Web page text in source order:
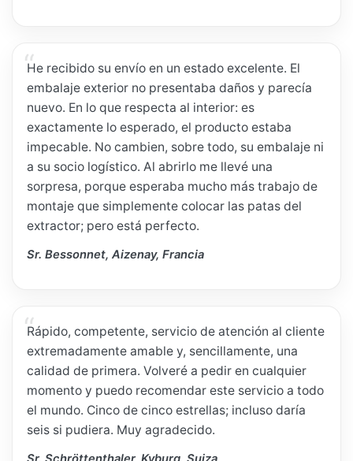
He recibido su envío en un estado excelente. El
embalaje exterior no presentaba daños y parecía
nuevo. En lo que respecta al interior: es
exactamente lo esperado, el producto estaba
impecable. No cambien, sobre todo, su embalaje ni
a su socio logístico. Al abrirlo me llevé una
sorpresa, porque esperaba mucho más trabajo de
montaje que simplemente colocar las patas del
extractor; pero está perfecto.
Sr. Bessonnet, Aizenay, Francia
Rápido, competente, servicio de atención al cliente
extremadamente amable y, sencillamente, una
calidad de primera. Volveré a pedir en cualquier
momento y puedo recomendar este servicio a todo
el mundo. Cinco de cinco estrellas; incluso daría
seis si pudiera. Muy agradecido.